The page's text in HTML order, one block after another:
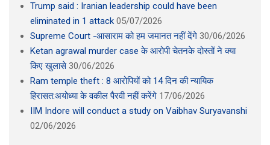
eliminated in 1 attack 05/07/2026
Supreme Court -आसाराम को हम जमानत नहीं देंगे
Ketan agrawal murder case के आरोपी चेतनके दोस्तों ने क्या
किए खुलासे 30/06/2026
Ram temple theft : 8 आरोपियों को 14 दिन की न्यायिक
हिरासत:अयोध्या के वकील पैरवी नहीं करेंगे 17/06/2026
IIM Indore will conduct a study on Vaibhav Suryavanshi
02/06/2026